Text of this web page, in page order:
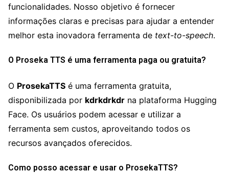
funcionalidades. Nosso objetivo é fornecer
informações claras e precisas para ajudar a entender
melhor esta inovadora ferramenta de text-to-speech.
O Proseka TTS é uma ferramenta paga ou gratuita?
O ProsekaTTS é uma ferramenta gratuita,
disponibilizada por kdrkdrkdr na plataforma Hugging
Face. Os usuários podem acessar e utilizar a
ferramenta sem custos, aproveitando todos os
recursos avançados oferecidos.
Como posso acessar e usar o ProsekaTTS?